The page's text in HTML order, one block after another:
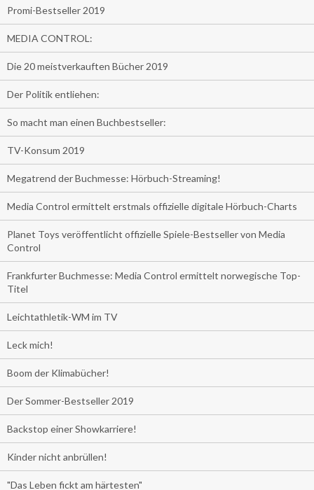
Promi-Bestseller 2019
MEDIA CONTROL:
Die 20 meistverkauften Bücher 2019
Der Politik entliehen:
So macht man einen Buchbestseller:
TV-Konsum 2019
Megatrend der Buchmesse: Hörbuch-Streaming!
Media Control ermittelt erstmals offizielle digitale Hörbuch-Charts
Planet Toys veröffentlicht offizielle Spiele-Bestseller von Media
Control
Frankfurter Buchmesse: Media Control ermittelt norwegische Top-
Titel
Leichtathletik-WM im TV
Leck mich!
Boom der Klimabücher!
Der Sommer-Bestseller 2019
Backstop einer Showkarriere!
Kinder nicht anbrüllen!
"Das Leben fickt am härtesten"